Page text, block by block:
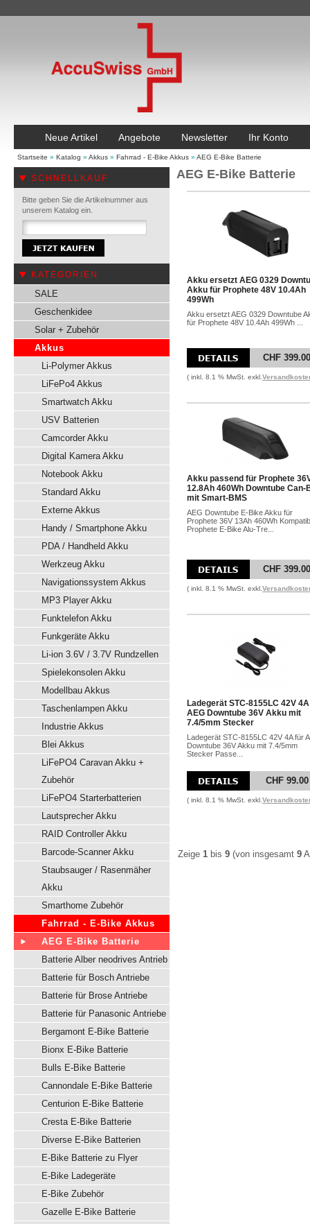
Neue Artikel Angebote Newsletter Ihr Konto
Startseite » Katalog » Akkus » Fahrrad - E-Bike Akkus » AEG E-Bike Batterie
SCHNELLKAUF
Bitte geben Sie die Artikelnummer aus
unserem Katalog ein.
KATEGORIEN
SALE
Geschenkidee
Solar + Zubehör
Akkus
Li-Polymer Akkus
LiFePo4 Akkus
Smartwatch Akku
USV Batterien
Camcorder Akku
Digital Kamera Akku
Notebook Akku
Standard Akku
Externe Akkus
Handy / Smartphone Akku
PDA / Handheld Akku
Werkzeug Akku
Navigationssystem Akkus
MP3 Player Akku
Funktelefon Akku
Funkgeräte Akku
Li-ion 3.6V / 3.7V Rundzellen
Spielekonsolen Akku
Modellbau Akkus
Taschenlampen Akku
Industrie Akkus
Blei Akkus
LiFePO4 Caravan Akku +
Zubehör
LiFePO4 Starterbatterien
Lautsprecher Akku
RAID Controller Akku
Barcode-Scanner Akku
Staubsauger / Rasenmäher
Akku
Smarthome Zubehör
Fahrrad - E-Bike Akkus
AEG E-Bike Batterie
Batterie Alber neodrives Antrieb
Batterie für Bosch Antriebe
Batterie für Brose Antriebe
Batterie für Panasonic Antriebe
Bergamont E-Bike Batterie
Bionx E-Bike Batterie
Bulls E-Bike Batterie
Cannondale E-Bike Batterie
Centurion E-Bike Batterie
Cresta E-Bike Batterie
Diverse E-Bike Batterien
E-Bike Batterie zu Flyer
E-Bike Ladegeräte
E-Bike Zubehör
Gazelle E-Bike Batterie
AEG E-Bike Batterie
Akku ersetzt AEG 0329
Akku für Prophete 48V 10.4Ah
499Wh
Akku ersetzt AEG 0329 Downtube
für Prophete 48V 10.4Ah 499Wh ...
CHF 399.00
( inkl. 8.1 % MwSt. exkl.
Akku passend für Prophete
12.8Ah 460Wh Downtube Can-
mit Smart-BMS
AEG Downtube E-Bike Akku für
Prophete 36V 13Ah 460Wh
Prophete E-Bike Alu-Tre...
CHF 399.00
( inkl. 8.1 % MwSt. exkl.
Ladegerät STC-8155LC 42V
AEG Downtube 36V Akku mit
7.4/5mm Stecker
Ladegerät STC-8155LC 42V 4A für
Downtube 36V Akku mit 7.4/5mm
Stecker Passe...
CHF 99.00
( inkl. 8.1 % MwSt. exkl.
Zeige 1 bis 9 (von insgesamt 9